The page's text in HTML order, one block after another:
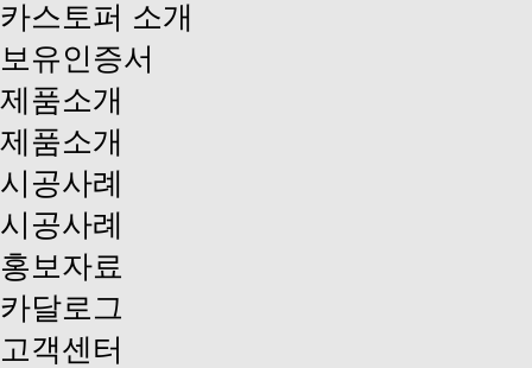
카스토퍼 소개
보유인증서
제품소개
제품소개
시공사례
시공사례
홍보자료
카달로그
고객센터